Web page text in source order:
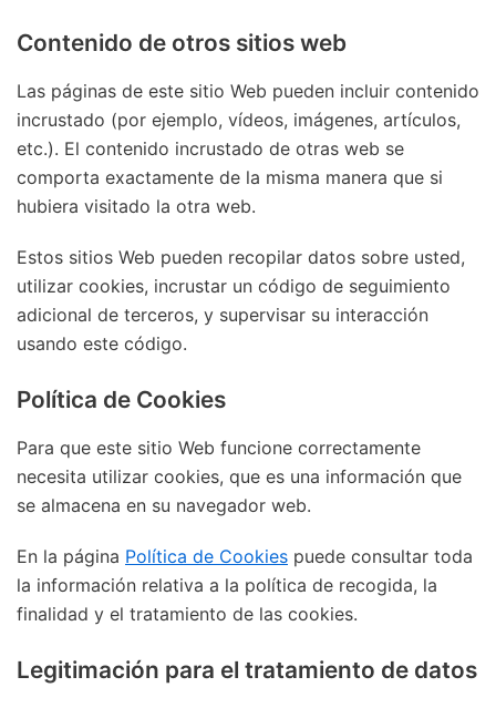
Contenido de otros sitios web
Las páginas de este sitio Web pueden incluir contenido
incrustado (por ejemplo, vídeos, imágenes, artículos,
etc.). El contenido incrustado de otras web se
comporta exactamente de la misma manera que si
hubiera visitado la otra web.
Estos sitios Web pueden recopilar datos sobre usted,
utilizar cookies, incrustar un código de seguimiento
adicional de terceros, y supervisar su interacción
usando este código.
Política de Cookies
Para que este sitio Web funcione correctamente
necesita utilizar cookies, que es una información que
se almacena en su navegador web.
En la página Política de Cookies puede consultar toda
la información relativa a la política de recogida, la
finalidad y el tratamiento de las cookies.
Legitimación para el tratamiento de datos